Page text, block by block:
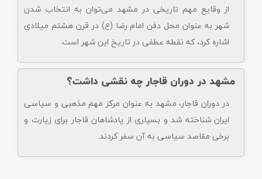
از وقایع مهم تاریخی در مشهد می‌توان به انتخاب شدن
شهر به عنوان محل دفن امام رضا (ع) در قرن هشتم میلادی
اشاره کرد، که نقطه عطفی در تاریخ این شهر است.
مشهد در دوران قاجار چه نقشی داشت؟
در دوران قاجار، مشهد به عنوان مرکز مهم مذهبی و سیاسی
ایران شناخته شد و بسیاری از پادشاهان قاجار برای زیارت و
برخی مقاصد سیاسی به آن سفر کردند.